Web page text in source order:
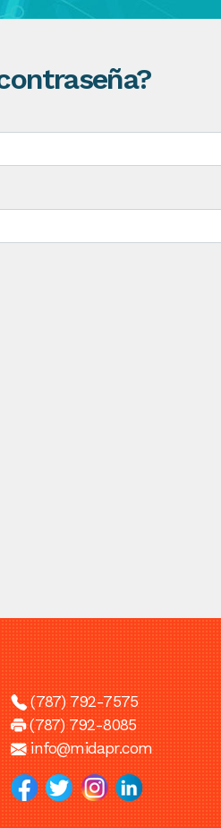
(787) 792-7575
(787) 792-8085
info@midapr.com